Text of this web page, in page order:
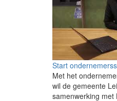
Start
Met het
wil de gemeente
samenwerking met